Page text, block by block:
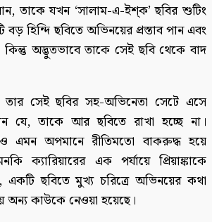
তাকে যখন ‘সালাম-এ-ইশ্‌ক’ ছবির শুটিং
হিন্দি ছবিতে অভিনয়ের প্রস্তাব পান এবং
অদ্ভুতভাবে তাকে সেই ছবি থেকে বাদ
তার সেই ছবির সহ-অভিনেতা সেটে এসে
যে, তাকে আর ছবিতে রাখা হচ্ছে না।
এমন অপমানে রীতিমতো বাকরুদ্ধ হয়ে
ক্যারিয়ারের এক পর্যায়ে প্রিয়াঙ্কাকে
একটি ছবিতে মুখ্য চরিত্রে অভিনয়ের কথা
অন্য কাউকে নেওয়া হয়েছে।